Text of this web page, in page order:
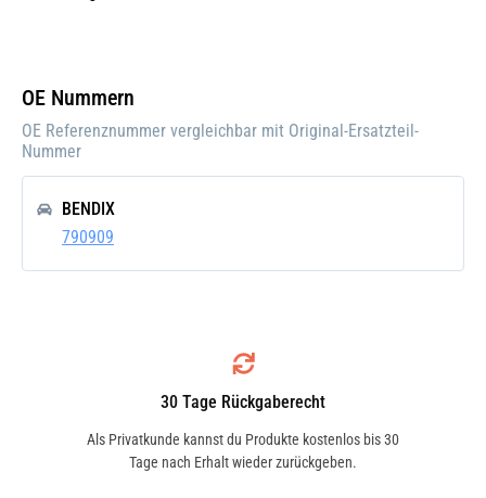
OE Nummern
OE Referenznummer vergleichbar mit Original-Ersatzteil-
Nummer
BENDIX
790909
30 Tage Rückgaberecht
Als Privatkunde kannst du Produkte kostenlos bis 30
Tage nach Erhalt wieder zurückgeben.